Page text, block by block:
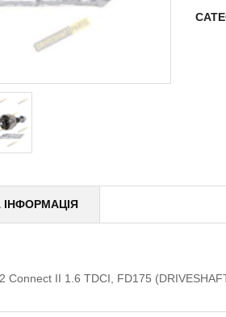
Connect II 1.6 TDCI, FD175